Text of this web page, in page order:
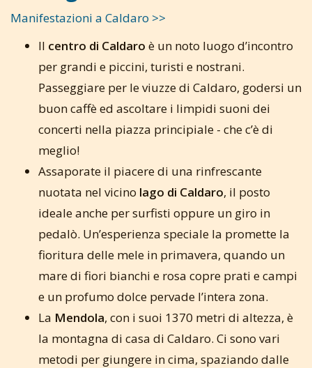
Manifestazioni a Caldaro >>
Il centro di Caldaro è un noto luogo d’incontro
per grandi e piccini, turisti e nostrani.
Passeggiare per le viuzze di Caldaro, godersi un
buon caffè ed ascoltare i limpidi suoni dei
concerti nella piazza principiale - che c’è di
meglio!
Assaporate il piacere di una rinfrescante
nuotata nel vicino lago di Caldaro, il posto
ideale anche per surfisti oppure un giro in
pedalò. Un’esperienza speciale la promette la
fioritura delle mele in primavera, quando un
mare di fiori bianchi e rosa copre prati e campi
e un profumo dolce pervade l’intera zona.
La Mendola, con i suoi 1370 metri di altezza, è
la montagna di casa di Caldaro. Ci sono vari
metodi per giungere in cima, spaziando dalle